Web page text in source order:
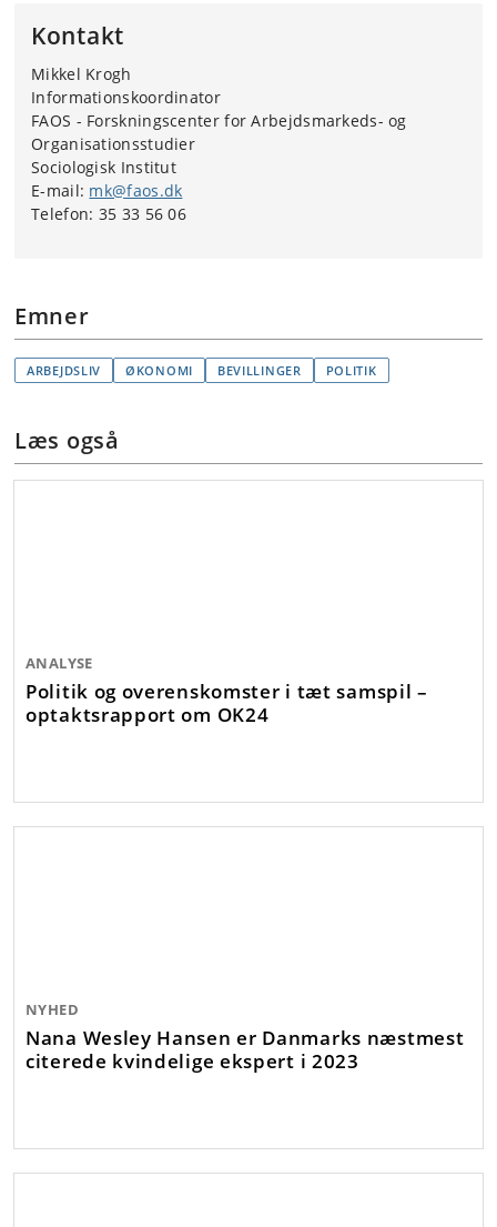
Kontakt
Mikkel Krogh
Informationskoordinator
FAOS - Forskningscenter for Arbejdsmarkeds- og
Organisationsstudier
Sociologisk Institut
E-mail: mk@faos.dk
Telefon: 35 33 56 06
Emner
ARBEJDSLIV ØKONOMI BEVILLINGER POLITIK
Læs også
ANALYSE
Politik og overenskomster i tæt samspil –
optaktsrapport om OK24
NYHED
Nana Wesley Hansen er Danmarks næstmest
citerede kvindelige ekspert i 2023